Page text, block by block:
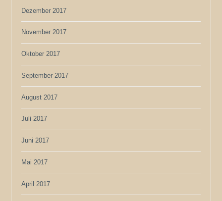
Dezember 2017
November 2017
Oktober 2017
September 2017
August 2017
Juli 2017
Juni 2017
Mai 2017
April 2017